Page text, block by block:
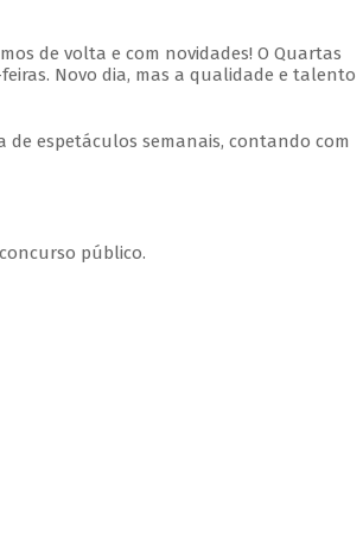
de volta e com novidades! O Quartas
Novo dia, mas a qualidade e talento
espetáculos semanais, contando com
público.